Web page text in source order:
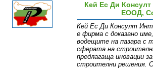
Кей Ес Ди
ЕООД,
Кей Ес Ди Консулт
е фирма с доказано
водещите на пазара с
сферата на
предлагаща иновации
строителни решения.